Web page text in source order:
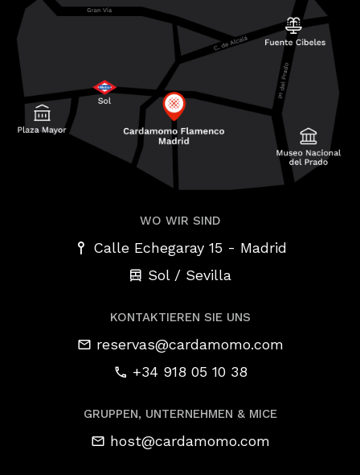
WO WIR SIND
Calle Echegaray 15 - Madrid
Sol / Sevilla
KONTAKTIEREN SIE UNS
reservas@cardamomo.com
+34 918 05 10 38
GRUPPEN, UNTERNEHMEN & MICE
host@cardamomo.com